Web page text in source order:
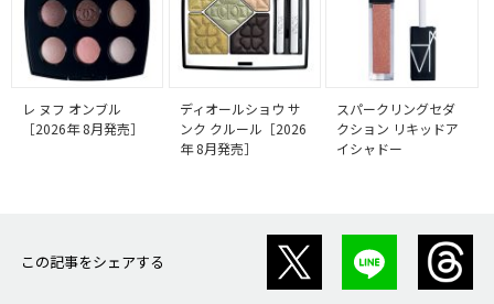
レ ヌフ オンブル
［2026年 8月発売］
ディオールショウ サ
ンク クルール［2026
年 8月発売］
スパークリングセダ
クション リキッドア
イシャドー
この記事をシェアする